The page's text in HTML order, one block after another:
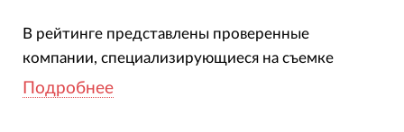
В рейтинге представлены проверенные
компании, специализирующиеся на съемке
рекламных и корпоративных роликов для
Подробнее